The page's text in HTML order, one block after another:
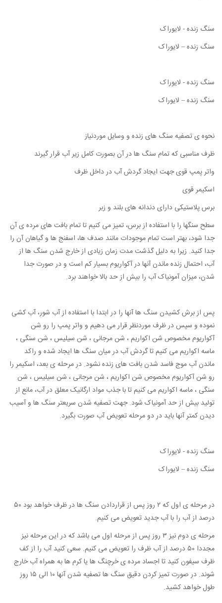
سنگ زنده - لایوراک
سنگ زنده – لایوراک
سنگ زنده - لایوراک
سنگ زنده – لایوراک
نحوه ی تصفیه سنگ های زنده و وسایل موردنیاز
ظرف مناسبی که تمام سنگ ها در آن بصورت کامل زیر آب قرار گیرند
واتر پمپ قوی جهت ایجاد گردش آب در داخل ظرف
اسکیمر قوی
برس پلاستیکی دارای دندانه های بلند و زبر
سطح سنگها را با استفاده از برس، تمیز می کنیم تا تمام بافت های مرده ی آن
جدا شود، بهتر است تمام موجودات مانند صدف ها، اسفنج ها و گیاهان آن را
جدا کنید. زیرا به دلیل گذشت مدت زمان زیادی از خارج شدن سنگ ها از
آب، احتمال زنده ماندن آنها در آکواریوم بسیار کم است و در صورت جدا
شدن، میزان آمونیاک آب را بیش از حد بالا خواهند برد.
پس از برش کشیدن سنگ ها آنها را در ابتدا با استفاده از آب شور، آب کشی
نموده و سپس در ظرف موردنظر قرار می دهیم و واتر پمپ را رو شن
آکواریوم مخصوص شن اکواریم ، شن مرجانی ، شن سیلیس ، شن سنگی ،
ماسه اکواریم می کنیم تا گردش آب در میان سنگ ها ایجاد شده و راکد
ماندن آب موج فاسد شدن بافت های زنده نشود. در مرحله ی بعد، اسکیمر را
رو شن آکواریوم مخصوص شن اکواریم ، شن مرجانی ، شن سیلیس ، شن
سنگی ، ماسه اکواریم می کنیم تا با جذب مواد ارگانیک معلق در آب، مانع از
تولید بیش از حد آمونیاک شود. جهت تصفیه شدن سریعتر سنگ ها و آسیب
دیدن کمتر آنها باید در دو مرحله تعویض آب صورت بگیرد.
سنگ زنده - لایوراک
سنگ زنده – لایوراک
در مرحله ی اول که ۲ روز پس از قراردادن سنگ ها در ظرف خواهد بود ۵۰
درصد از آب را با آب جدید تعویض می کنیم.
مرحله ی دوم نیز ۳ روز پس از مرحله اول می باشد که در این مرحله نیز
مجددا ۵۰ درصد از آب ظرف را تعویض می کنیم. سعی کنید آب را از کف
ظرف سیفون کنید تا اجساد مرده ی خرچنگ ها یا کرم ها به همراه آب خارج
شوند. در صورت تمیز کردن دقیق سنگ ها تصفیه شدن آنها ۱۰ الی ۱۵ روز
طول خواهد کشید.